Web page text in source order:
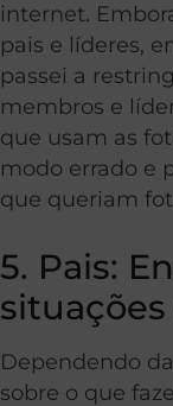
internet.
pais e líderes,
passei a
membros e
que usam as
modo errado e
que queriam
5. Pais:
Dependendo
sobre o que